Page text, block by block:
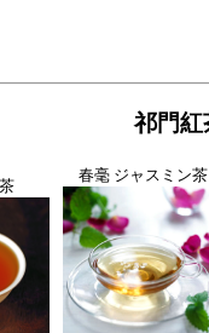
祁門紅
春毫 ジャスミン茶